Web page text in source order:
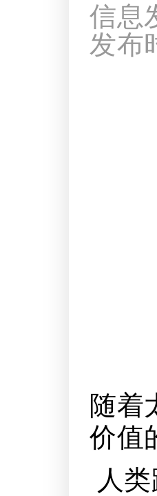
信息
发布
随着
价值
人